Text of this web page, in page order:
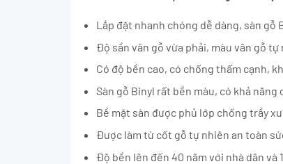
Lắp đặt nhanh chóng dễ dàng, sàn gỗ
Độ sần vân gỗ vừa phải, màu vân gỗ tự
Có độ bền cao, có chống thấm cạnh,
Sàn gỗ Binyl rất bền màu, có khả năng
Bề mặt sàn được phủ lớp chống trầy
Được làm từ cốt gỗ tự nhiên an toàn
Độ bền lên đến 40 năm với nhà dân